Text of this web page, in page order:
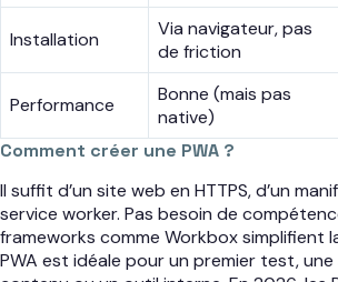
Installation
Via navigateur, pas
de friction
Performance
Bonne (mais pas
native)
Comment créer une PWA ?
Il suffit d’un site web en HTTPS, d’un
service worker. Pas besoin de
frameworks comme Workbox simplifient
PWA est idéale pour un premier test,